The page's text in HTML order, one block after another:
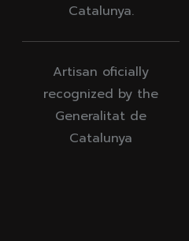
Catalunya.
Artisan oficially
recognized by the
Generalitat de
Catalunya